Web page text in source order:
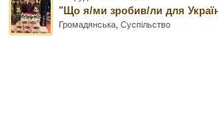
"Що я/ми зробив/ли для
Громадянська ,Суспільство